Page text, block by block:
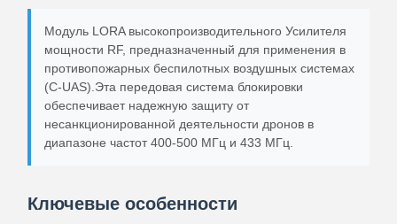
Модуль LORA высокопроизводительного Усилителя
мощности RF, предназначенный для применения в
противопожарных беспилотных воздушных системах
(C-UAS).Эта передовая система блокировки
обеспечивает надежную защиту от
несанкционированной деятельности дронов в
диапазоне частот 400-500 МГц и 433 МГц.
Ключевые особенности